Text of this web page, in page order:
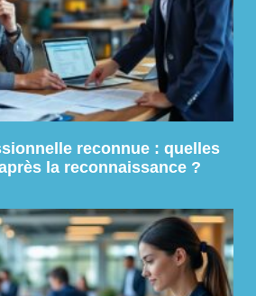
reconnue : quelles
la reconnaissance ?